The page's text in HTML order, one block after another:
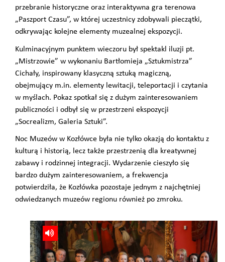
przebranie historyczne oraz interaktywna gra terenowa
„Paszport Czasu”, w której uczestnicy zdobywali pieczątki,
odkrywając kolejne elementy muzealnej ekspozycji.
Kulminacyjnym punktem wieczoru był spektakl iluzji pt.
„Mistrzowie” w wykonaniu Bartłomieja „Sztukmistrza”
Cichały, inspirowany klasyczną sztuką magiczną,
obejmujący m.in. elementy lewitacji, teleportacji i czytania
w myślach. Pokaz spotkał się z dużym zainteresowaniem
publiczności i odbył się w przestrzeni ekspozycji
„Socrealizm, Galeria Sztuki”.
Noc Muzeów w Kozłówce była nie tylko okazją do kontaktu z
kulturą i historią, lecz także przestrzenią dla kreatywnej
zabawy i rodzinnej integracji. Wydarzenie cieszyło się
bardzo dużym zainteresowaniem, a frekwencja
potwierdziła, że Kozłówka pozostaje jednym z najchętniej
odwiedzanych muzeów regionu również po zmroku.